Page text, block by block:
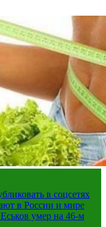
в соцсетях
в России и мире
умер на 46-м